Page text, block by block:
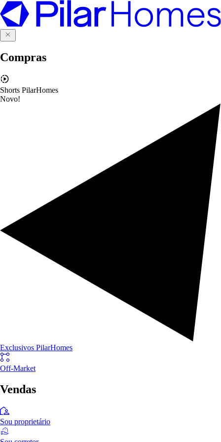
Compras
Shorts PilarHomes
Novo!
Exclusivos PilarHomes
Off-Market
Vendas
Sou proprietário